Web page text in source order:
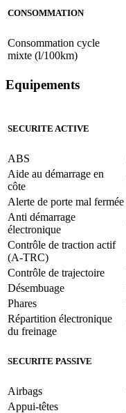
CONSOMMATION
Consommation cycle
mixte (l/100km)
Equipements
SECURITE ACTIVE
ABS
Aide au démarrage en
côte
Alerte de porte mal fermée
Anti démarrage
électronique
Contrôle de traction actif
(A-TRC)
Contrôle de trajectoire
Désembuage
Phares
Répartition électronique
du freinage
SECURITE PASSIVE
Airbags
Appui-têtes